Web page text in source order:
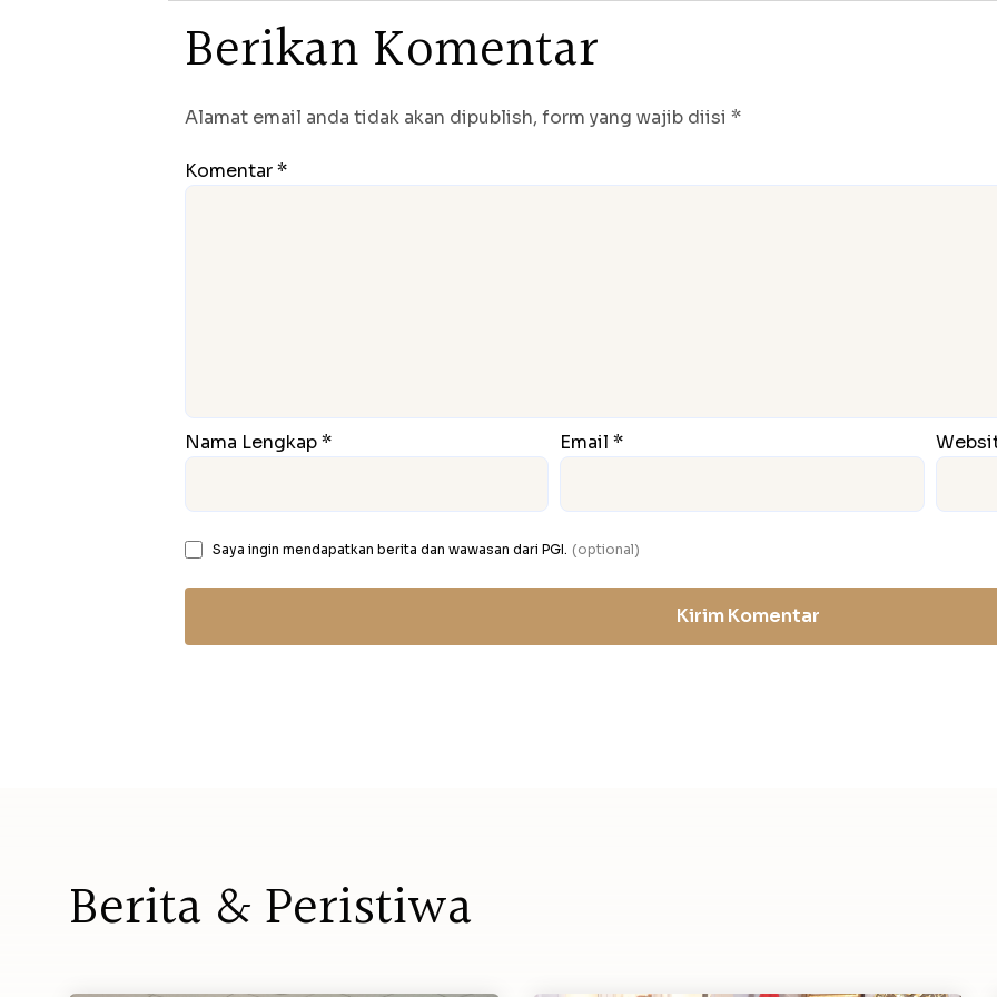
Berikan Komentar
Alamat email anda tidak akan dipublish, form yang wajib diisi *
Komentar *
Nama Lengkap * Email *
Saya ingin mendapatkan berita dan wawasan dari PGI. (optional)
Kirim Komentar
Berita &Peristiwa